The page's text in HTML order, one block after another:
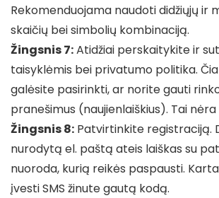
Rekomenduojama naudoti didžiųjų ir
skaičių bei simbolių kombinaciją.
Žingsnis 7:Atidžiai perskaitykite ir
taisyklėmis bei privatumo politika.
galėsite pasirinkti, ar norite gauti
pranešimus (naujienlaiškius). Tai
Žingsnis 8: Patvirtinkite registraciją.
nurodytą el. paštą ateis laiškas su
nuoroda, kurią reikės paspausti.
įvesti SMS žinute gautą kodą.